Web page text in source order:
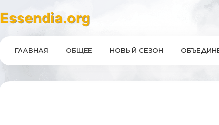
Essendia.org
ГЛАВНАЯ ОБЩЕЕ НОВЫЙ СЕЗОН